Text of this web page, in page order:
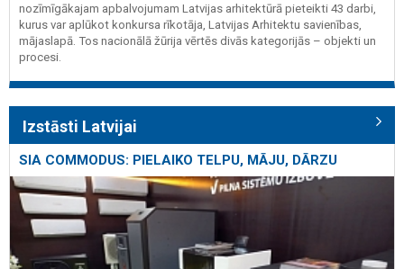
nozīmīgākajam apbalvojumam Latvijas arhitektūrā pieteikti 43 darbi,
kurus var aplūkot konkursa rīkotāja, Latvijas Arhitektu savienības,
mājaslapā. Tos nacionālā žūrija vērtēs divās kategorijās – objekti un
procesi.
Izstāsti Latvijai
SIA COMMODUS: PIELAIKO TELPU, MĀJU, DĀRZU